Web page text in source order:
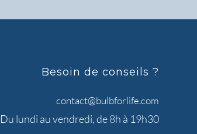
Besoin de conseils ?
contact@bulbforlife.com
Du lundi au vendredi, de 8h à 19h30